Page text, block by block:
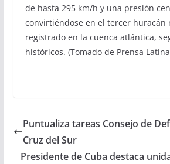
de hasta 295 km/h y una presión
convirtiéndose en el tercer huracán
registrado en la cuenca atlántica,
históricos. (Tomado de Prensa
Puntualiza tareas Consejo de
Cruz del Sur
Presidente de Cuba destaca